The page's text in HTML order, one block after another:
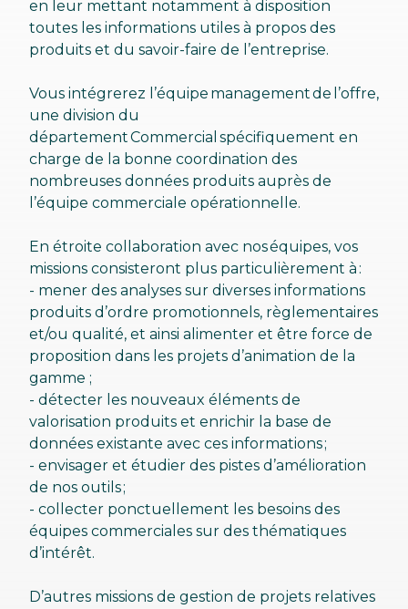
en leur mettant notamment à disposition
toutes les informations utiles à propos des
produits et du savoir-faire de l’entreprise.
Vous intégrerez l’équipe management de l’offre,
une division du
département Commercial spécifiquement en
charge de la bonne coordination des
nombreuses données produits auprès de
l’équipe commerciale opérationnelle.
En étroite collaboration avec nos équipes, vos
missions consisteront plus particulièrement à :
- mener des analyses sur diverses informations
produits d’ordre promotionnels, règlementaires
et/ou qualité, et ainsi alimenter et être force de
proposition dans les projets d’animation de la
gamme ;
- détecter les nouveaux éléments de
valorisation produits et enrichir la base de
données existante avec ces informations ;
- envisager et étudier des pistes d’amélioration
de nos outils ;
- collecter ponctuellement les besoins des
équipes commerciales sur des thématiques
d’intérêt.
D’autres missions de gestion de projets relatives